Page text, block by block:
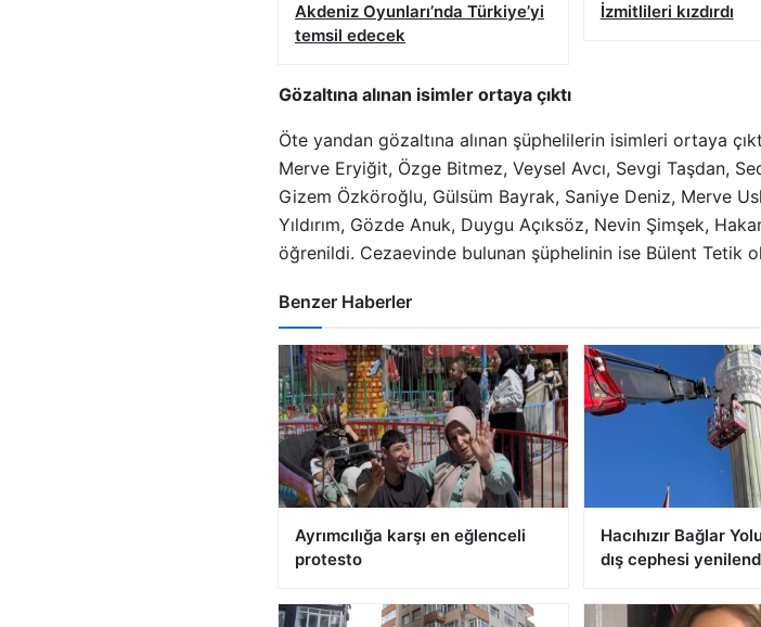
Akdeniz Oyunları’nda Türkiye’yi
temsil edecek
İzmitlileri kızdırdı
Gözaltına alınan isimler ortaya çıktı
Öte yandan gözaltına alınan şüphelilerin isimleri ortaya
Merve Eryiğit, Özge Bitmez, Veysel Avcı, Sevgi Taşdan,
Gizem Özköroğlu, Gülsüm Bayrak, Saniye Deniz, Merve
Yıldırım, Gözde Anuk, Duygu Açıksöz, Nevin Şimşek,
öğrenildi. Cezaevinde bulunan şüphelinin ise Bülent Tetik
Benzer Haberler
Ayrımcılığa karşı en eğlenceli
protesto
Hacıhızır Bağlar
dış cephesi